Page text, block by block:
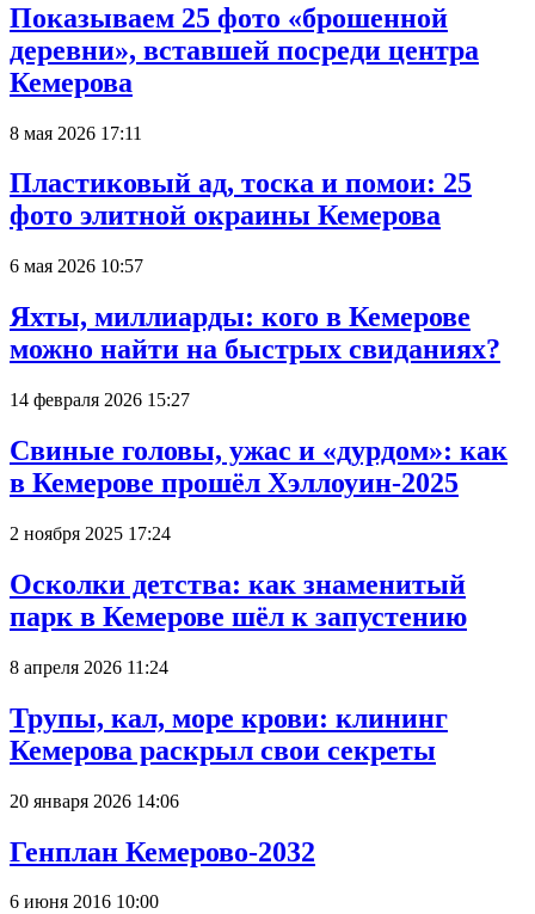
Показываем 25 фото «брошенной
деревни», вставшей посреди центра
Кемерова
8 мая 2026 17:11
Пластиковый ад, тоска и помои: 25
фото элитной окраины Кемерова
6 мая 2026 10:57
Яхты, миллиарды: кого в Кемерове
можно найти на быстрых свиданиях?
14 февраля 2026 15:27
Свиные головы, ужас и «дурдом»: как
в Кемерове прошёл Хэллоуин-2025
2 ноября 2025 17:24
Осколки детства: как знаменитый
парк в Кемерове шёл к запустению
8 апреля 2026 11:24
Трупы, кал, море крови: клининг
Кемерова раскрыл свои секреты
20 января 2026 14:06
Генплан Кемерово-2032
6 июня 2016 10:00